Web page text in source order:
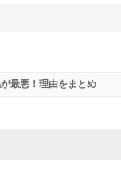
最悪！理由をまとめ